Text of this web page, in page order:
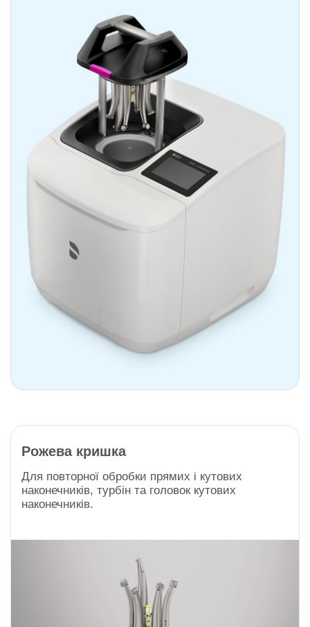
Рожева кришка
Для повторної обробки прямих і кутових
наконечників, турбін та головок кутових
наконечників.